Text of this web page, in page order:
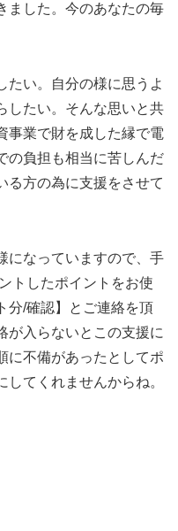
ました。今のあなたの毎
たい。自分の様に思うよ
したい。そんな思いと共
事業で財を成した縁で電
の負担も相当に苦しんだ
る方の為に支援をさせて
になっていますので、手
トしたポイントをお使
分/確認】とご連絡を頂
が入らないとこの支援に
に不備があったとしてポ
てくれませんからね。